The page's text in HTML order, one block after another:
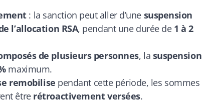
: la sanction peut aller d’une suspension
l’allocation RSA, pendant une durée de 1 à 2
de plusieurs personnes, la suspension
maximum.
remobilise pendant cette période, les sommes
être rétroactivement versées.